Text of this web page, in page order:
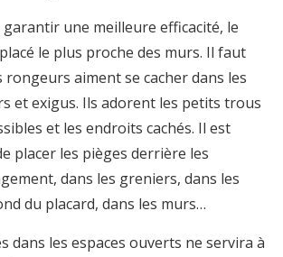
une meilleure efficacité, le
le plus proche des murs. Il faut
rongeurs aiment se cacher dans les
et exigus. Ils adorent les petits trous
et les endroits cachés. Il est
placer les pièges derrière les
dans les greniers, dans les
du placard, dans les murs…
dans les espaces ouverts ne servira à